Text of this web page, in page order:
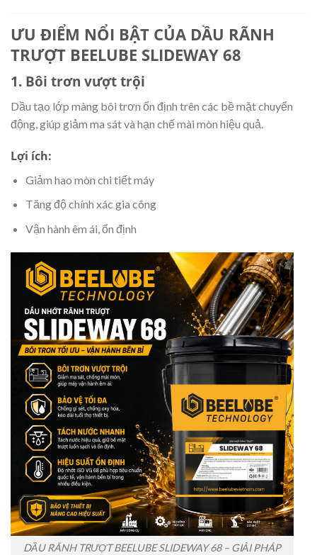
ƯU ĐIỂM NỔI BẬT CỦA DẦU RÃNH
TRƯỢT BEELUBE SLIDEWAY 68
1. Bôi trơn vượt trội
Dầu tạo lớp màng bôi trơn ổn định trên các bề mặt chuyển
động, giúp giảm ma sát và hạn chế mài mòn hiệu quả.
Lợi ích:
Giảm hao mòn chi tiết máy
Tăng độ chính xác gia công
Vận hành êm ái, ổn định
DẦU RÃNH TRƯỢT BEELUBE SLIDEWAY 68 – GIẢI PHÁP